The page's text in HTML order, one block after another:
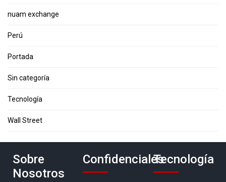
nuam exchange
Perú
Portada
Sin categoría
Tecnología
Wall Street
Sobre
Nosotros
ConfidencialesTecnología